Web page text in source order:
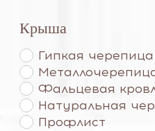
Крыша
Гипкая черепица
Фальцевая
Натуральная
Профлист